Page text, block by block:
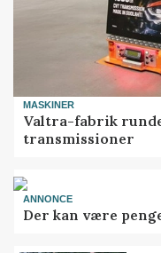
MASKINER
Valtra-fabrik
transmissioner
ANNONCE
Der kan være